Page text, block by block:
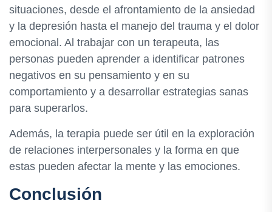
situaciones, desde el afrontamiento de la ansiedad
y la depresión hasta el manejo del trauma y el dolor
emocional. Al trabajar con un terapeuta, las
personas pueden aprender a identificar patrones
negativos en su pensamiento y en su
comportamiento y a desarrollar estrategias sanas
para superarlos.
Además, la terapia puede ser útil en la exploración
de relaciones interpersonales y la forma en que
estas pueden afectar la mente y las emociones.
Conclusión